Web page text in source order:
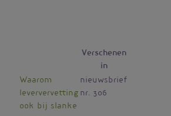
Verschenen
in
Waarom
leververvetting
ook bij slanke
nieuwsbrief
nr. 306